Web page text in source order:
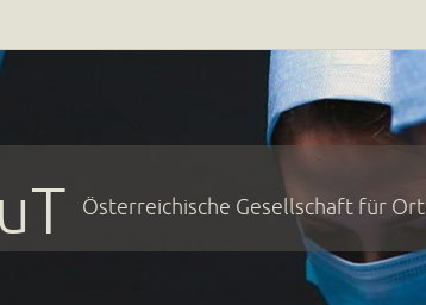
Österreichische Gesellschaft für